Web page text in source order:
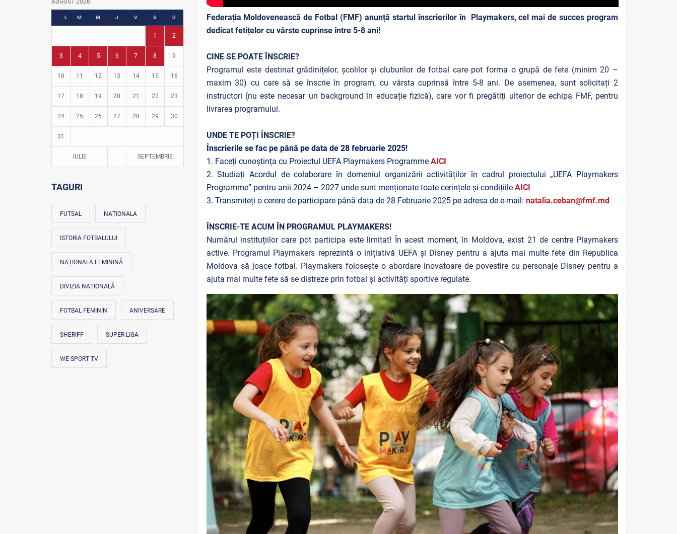
Fotbal în grădinițe
AUGUST 2026
L M M J V S D
1 2
3 4 5 6 7 8 9
10 11 12 13 14 15 16
17 18 19 20 21 22 23
24 25 26 27 28 29 30
31
IULIE SEPTEMBRIE
TAGURI
FUTSAL NAȚIONALA
ISTORIA FOTBALULUI
NAȚIONALA FEMININĂ
DIVIZIA NAȚIONALĂ
FOTBAL FEMININ ANIVERSARE
SHERIFF SUPER LIGA
WE SPORT TV
Federația Moldovenească de Fotbal (FMF) anunță startul înscrierilor în Playmakers, cel mai de succes program
dedicat fetițelor cu vârste cuprinse între 5-8 ani!
CINE SE POATE ÎNSCRIE?
Programul este destinat grădinițelor, școlilor și cluburilor de fotbal care pot forma o grupă de fete (minim 20 –
maxim 30) cu care să se înscrie în program, cu vârsta cuprinsă între 5-8 ani. De asemenea, sunt solicitați 2
instructori (nu este necesar un background în educație fizică), care vor fi pregătiți ulterior de echipa FMF, pentru
livrarea programului.
UNDE TE POȚI ÎNSCRIE?
Înscrierile se fac pe până pe data de 28 februarie 2025!
1. Faceți cunoștința cu Proiectul UEFA Playmakers Programme AICI
2. Studiați Acordul de colaborare în domeniul organizării activităților în cadrul proiectului „UEFA Playmakers
Programme” pentru anii 2024 – 2027 unde sunt menționate toate cerințele și condițiile AICI
3. Transmiteți o cerere de participare până data de 28 Februarie 2025 pe adresa de e-mail: natalia.ceban@fmf.md
ÎNSCRIE-TE ACUM ÎN PROGRAMUL PLAYMAKERS!
Numărul instituțiilor care pot participa este limitat! În acest moment, în Moldova, exist 21 de centre Playmakers
active. Programul Playmakers reprezintă o inițiativă UEFA și Disney pentru a ajuta mai multe fete din Republica
Moldova să joace fotbal. Playmakers folosește o abordare inovatoare de povestire cu personaje Disney pentru a
ajuta mai multe fete să se distreze prin fotbal și activități sportive regulate.